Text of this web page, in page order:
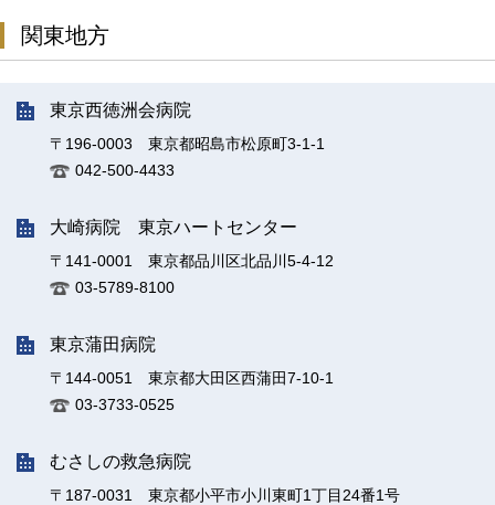
関東地方
東京西徳洲会病院
〒196-0003 東京都昭島市松原町3-1-1
042-500-4433
大崎病院 東京ハートセンター
〒141-0001 東京都品川区北品川5-4-12
03-5789-8100
東京蒲田病院
〒144-0051 東京都大田区西蒲田7-10-1
03-3733-0525
むさしの救急病院
〒187-0031 東京都小平市小川東町1丁目24番1号